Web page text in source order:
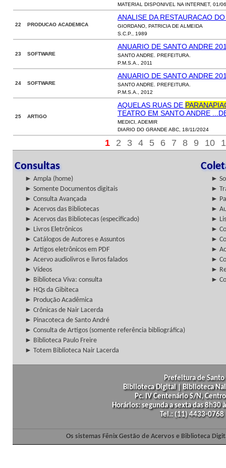
MATERIAL DISPONIVEL NA INTERNET, 01/
22 PRODUCAO ACADEMICA
ANALISE DA RESTAURACAO
GIORDANO, PATRICIA DE ALMEIDA
S.C.P., 1989
23 SOFTWARE
ANUARIO DE SANTO ANDRE
SANTO ANDRE. PREFEITURA.
P.M.S.A., 2011
24 SOFTWARE
ANUARIO DE SANTO ANDRE
SANTO ANDRE. PREFEITURA.
P.M.S.A., 2012
25 ARTIGO
AQUELAS RUAS DE
TEATRO EM SANTO ANDRE
MEDICI, ADEMIR
DIARIO DO GRANDE ABC, 18/11/2024
1 2 3 4 5 6 7 8 9 10
Consultas
► Ampla (home)
►
► Somente Documentos digitais
►
► Consulta Avançada
►
► Acervos das Bibliotecas
►
► Acervos das Bibliotecas (especificado)
►
► Livros Eletrônicos
►
► Catálogos de Autores e Assuntos
►
► Artigos eletrônicos em PDF
►
► Acervo audiolivros e livros falados
►
► Vídeos
►
► Biblioteca Viva: consulta
►
► HQs da Gibiteca
► Produção Acadêmica
► Crônicas de Nair Lacerda
► Pinacoteca de Santo André
► Consulta de Artigos (somente referência bibliográfica)
► Biblioteca Paulo Freire
► Totem Biblioteca Nair Lacerda
Prefeitura de
Biblioteca Digital | Biblioteca
Pc. IV Centenário S/N,
Horários: segunda a sexta das
Tel.: (11) 4433-
Os sistemas Fênix Gestão de Acervos e Biblioteca